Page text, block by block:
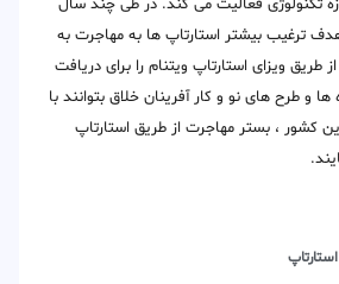
تکنولوژی فعالیت می کند. در طی چند سال
ترغیب بیشتر استارتاپ ها به مهاجرت به
ویزای استارتاپ ویتنام را برای دریافت
ها و طرح های نو و کار آفرینان خلاق بتوانند با
کشور ، بستر مهاجرت از طریق استارتاپ